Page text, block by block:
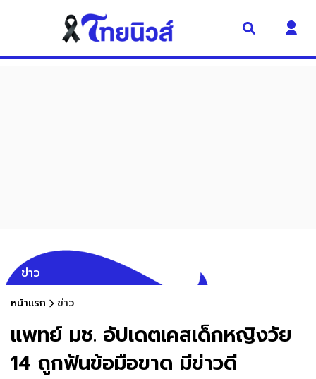
ข่าว
หน้าแรก ข่าว
แพทย์ มช. อัปเดตเคสเด็กหญิงวัย
14 ถูกฟันข้อมือขาด มีข่าวดี